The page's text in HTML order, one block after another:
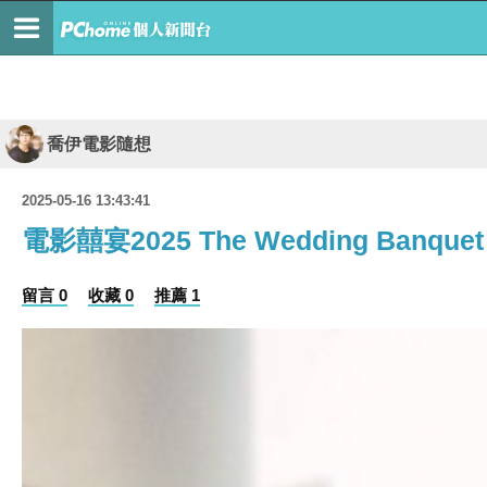
喬伊電影隨想
2025-05-16 13:43:41
電影囍宴2025 The Wedding
留言 0 收藏 0 推薦 1